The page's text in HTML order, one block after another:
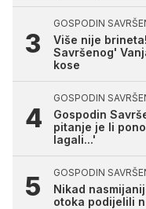
GOSPODIN
Više nije
Savršenog'
kose
GOSPODIN
Gospodin
pitanje je li
lagali...'
GOSPODIN
Nikad
otoka podijelili